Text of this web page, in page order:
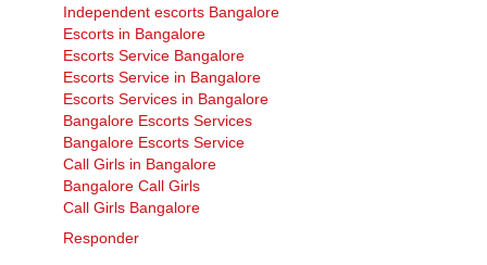
Independent escorts Bangalore
Escorts in Bangalore
Escorts Service Bangalore
Escorts Service in Bangalore
Escorts Services in Bangalore
Bangalore Escorts Services
Bangalore Escorts Service
Call Girls in Bangalore
Bangalore Call Girls
Call Girls Bangalore
Responder